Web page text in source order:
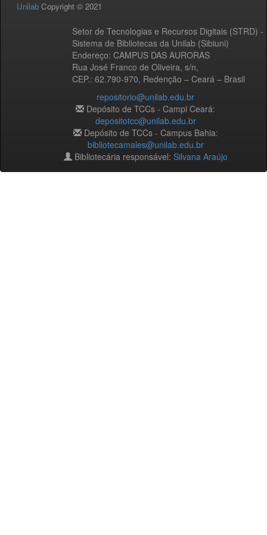
Unilab Copyright © 2021
Setor de Tecnologias e Recursos Digitais (STRD) -
Sistema de Bibliotecas da Unilab (Sibiuni)
Endereço: CAMPUS DAS AURORAS
Rua José Franco de Oliveira, s/n,
CEP.: 62.790-970, Redenção – Ceará – Brasil
repositorio@unilab.edu.br
Depósito de TCCs - Campi Ceará:
depositotcc@unilab.edu.br
Depósito de TCCs - Campus Bahia:
bibliotecamales@unilab.edu.br
Bibliotecária responsável: Silvana Araújo